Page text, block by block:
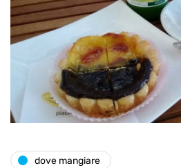
dove mangiare